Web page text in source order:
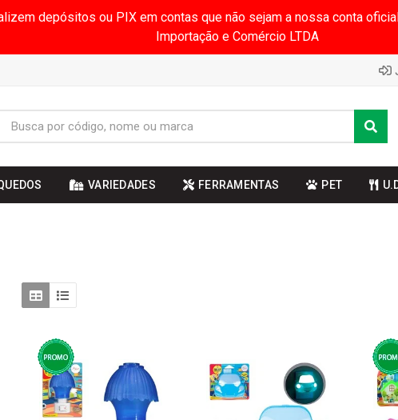
depósitos ou PIX em contas que não sejam a nossa conta
Importação e Comércio LTDA
VARIEDADES FERRAMENTAS PET